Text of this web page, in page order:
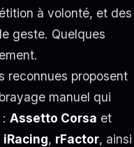
à volonté, et des
geste. Quelques
reconnues proposent
manuel qui
Assetto Corsa et
iRacing, rFactor, ainsi